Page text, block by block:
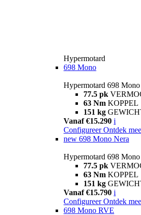
Hypermotard
698 Mono
Hypermotard 698 Mono
77.5 pk
63 Nm KOPPEL
151 kg
Vanaf €15.290 i
Configureer Ontdek
new 698 Mono Nera
Hypermotard 698 Mono
77.5 pk
63 Nm KOPPEL
151 kg
Vanaf €15.790 i
Configureer Ontdek
698 Mono RVE